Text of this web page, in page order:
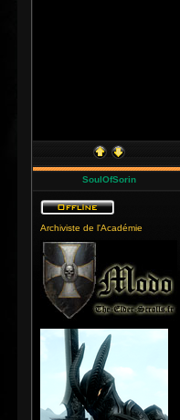
SoulOfSorin
Archiviste de l'Académie